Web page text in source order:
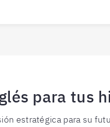
para tus
estratégica para su